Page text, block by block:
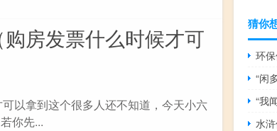
房发票什么时候才可
以拿到这个很多人还不知道，今天小六
你先...
猜你
“闲
“我